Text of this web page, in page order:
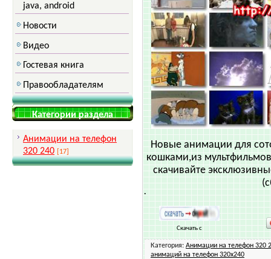
java, android
Новости
Видео
Гостевая книга
Правообладателям
Категории раздела
Анимации на телефон
320 240
[17]
Новые анимации для
кошками,из
скачивайте
·
Скачать с
Категория: Анимации на телефон 320
анимаций на телефон 320x240